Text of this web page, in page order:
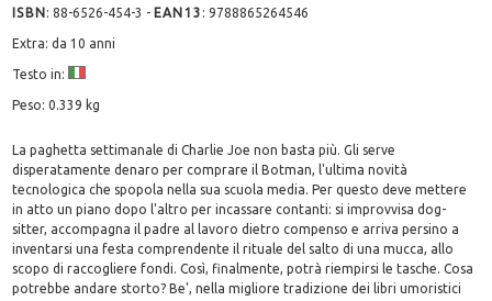
ISBN:88-6526-454-3 - EAN13 :9788865264546
Extra: da 10 anni
Testo in:
Peso: 0.339 kg
La paghetta settimanale di Charlie Joe non basta più. Gli serve
disperatamente denaro per comprare il Botman, l'ultima novità
tecnologica che spopola nella sua scuola media. Per questo deve mettere
in atto un piano dopo l'altro per incassare contanti: si improvvisa dog-
sitter, accompagna il padre al lavoro dietro compenso e arriva persino a
inventarsi una festa comprendente il rituale del salto di una mucca, allo
scopo di raccogliere fondi. Così, finalmente, potrà riempirsi le tasche. Cosa
potrebbe andare storto? Be', nella migliore tradizione dei libri umoristici